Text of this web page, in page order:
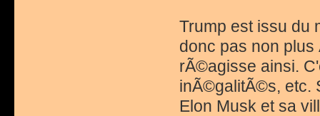
Trump est issu du
donc pas non
rÃ©agisse ainsi.
inÃ©galitÃ©s, etc.
Elon Musk et sa